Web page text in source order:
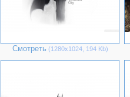
Смотреть (1280х1024, 194 Kb)